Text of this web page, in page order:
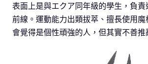
表面上是與エクア同年級的學生，負
前線。運動能力出類拔萃、擅長使用
會覺得是個性頑強的人，但其實不善推